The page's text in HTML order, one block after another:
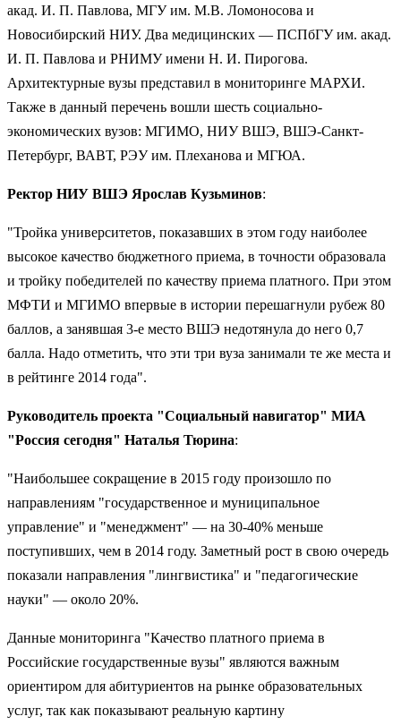
акад. И. П. Павлова, МГУ им. М.В. Ломоносова и
Новосибирский НИУ. Два медицинских — ПСПбГУ им. акад.
И. П. Павлова и РНИМУ имени Н. И. Пирогова.
Архитектурные вузы представил в мониторинге МАРХИ.
Также в данный перечень вошли шесть социально-
экономических вузов: МГИМО, НИУ ВШЭ, ВШЭ-Санкт-
Петербург, ВАВТ, РЭУ им. Плеханова и МГЮА.
Ректор НИУ ВШЭ Ярослав Кузьминов:
"Тройка университетов, показавших в этом году наиболее
высокое качество бюджетного приема, в точности образовала
и тройку победителей по качеству приема платного. При этом
МФТИ и МГИМО впервые в истории перешагнули рубеж 80
баллов, а занявшая 3-е место ВШЭ недотянула до него 0,7
балла. Надо отметить, что эти три вуза занимали те же места и
в рейтинге 2014 года".
Руководитель проекта "Социальный навигатор" МИА
"Россия сегодня" Наталья Тюрина:
"Наибольшее сокращение в 2015 году произошло по
направлениям "государственное и муниципальное
управление" и "менеджмент" — на 30-40% меньше
поступивших, чем в 2014 году. Заметный рост в свою очередь
показали направления "лингвистика" и "педагогические
науки" — около 20%.
Данные мониторинга "Качество платного приема в
Российские государственные вузы" являются важным
ориентиром для абитуриентов на рынке образовательных
услуг, так как показывают реальную картину